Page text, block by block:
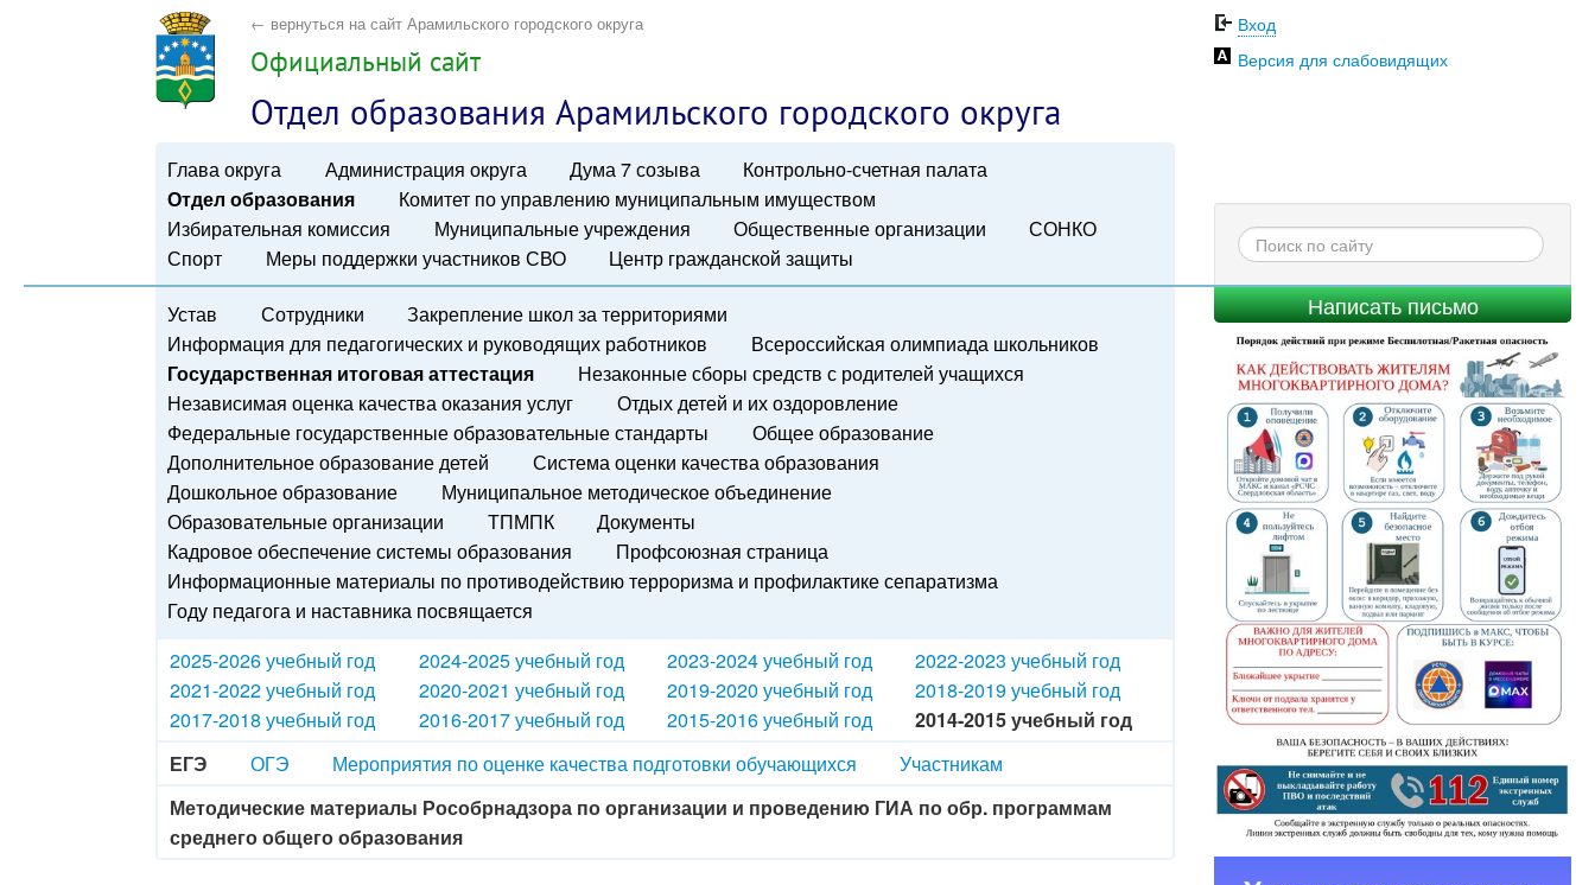
← вернуться на сайт Арамильского городского округа
Официальный сайт
Отдел образования Арамильского городского округа
Глава округа Администрация округа Дума 7 созыва
Контрольно-счетная палата
Отдел образования
Комитет по управлению муниципальным имуществом
Избирательная комиссия
Муниципальные учреждения Общественные организации
СОНКО
Спорт
Меры поддержки участников СВО Центр гражданской защиты
Вход
Версия для слабовидящих
Написать письмо
Устав Сотрудники
Закрепление школ за территориями
Информация для педагогических и руководящих работников
Всероссийская олимпиада школьников
Государственная итоговая аттестация
Незаконные сборы средств с родителей учащихся
Независимая оценка качества оказания услуг
Отдых детей и их оздоровление
Федеральные государственные образовательные стандарты
Общее образование
Дополнительное образование детей
Система оценки качества образования
Дошкольное образование
Муниципальное методическое объединение
Образовательные организации
ТПМПК
Документы
Кадровое обеспечение системы образования
Профсоюзная страница
Информационные материалы по противодействию терроризма и профилактике сепаратизма
Году педагога и наставника посвящается
2025-2026 учебный год
2024-2025 учебный год 2023-2024 учебный год
2022-2023 учебный год
2021-2022 учебный год
2020-2021 учебный год 2019-2020 учебный год
2018-2019 учебный год
2017-2018 учебный год
2016-2017 учебный год 2015-2016 учебный год
2014-2015 учебный год
ЕГЭ
ОГЭ Мероприятия по оценке качества подготовки обучающихся
Участникам
Методические материалы Рособрнадзора по организации и проведению ГИА по обр. программам
среднего общего образования